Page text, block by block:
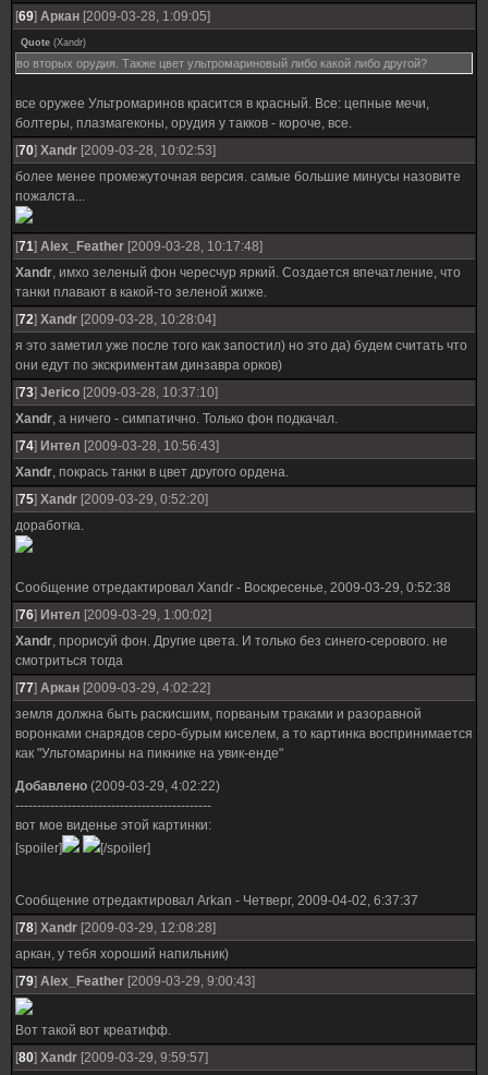
[69] Аркан [2009-03-28, 1:09:05]
Quote (Xandr)
во вторых орудия. Также цвет ультромариновый либо какой либо другой?
все оружее Ультромаринов красится в красный. Все: цепные мечи,
болтеры, плазмагеконы, орудия у такков - короче, все.
[70] Xandr [2009-03-28, 10:02:53]
более менее промежуточная версия. самые большие минусы назовите
пожалста...
[71] Alex_Feather [2009-03-28, 10:17:48]
Xandr, имхо зеленый фон чересчур яркий. Создается впечатление, что
танки плавают в какой-то зеленой жиже.
[72] Xandr [2009-03-28, 10:28:04]
я это заметил уже после того как запостил) но это да) будем считать что
они едут по экскриментам динзавра орков)
[73] Jerico [2009-03-28, 10:37:10]
Xandr, а ничего - симпатично. Только фон подкачал.
[74] Интел [2009-03-28, 10:56:43]
Xandr, покрась танки в цвет другого ордена.
[75] Xandr [2009-03-29, 0:52:20]
доработка.
Сообщение отредактировал Xandr - Воскресенье, 2009-03-29, 0:52:38
[76] Интел [2009-03-29, 1:00:02]
Xandr, прорисуй фон. Другие цвета. И только без синего-серового. не
смотриться тогда
[77] Аркан [2009-03-29, 4:02:22]
земля должна быть раскисшим, порваным траками и разоравной
воронками снарядов серо-бурым киселем, а то картинка воспринимается
как "Ультомарины на пикнике на увик-енде"
Добавлено (2009-03-29, 4:02:22)
---------------------------------------------
вот мое виденье этой картинки:
[spoiler]
[/spoiler]
Сообщение отредактировал Arkan - Четверг, 2009-04-02, 6:37:37
[78] Xandr [2009-03-29, 12:08:28]
аркан, у тебя хороший напильник)
[79] Alex_Feather [2009-03-29, 9:00:43]
Вот такой вот креатифф.
[80] Xandr [2009-03-29, 9:59:57]